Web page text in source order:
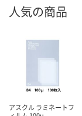
人気の商品
アスクル ラミネートフ